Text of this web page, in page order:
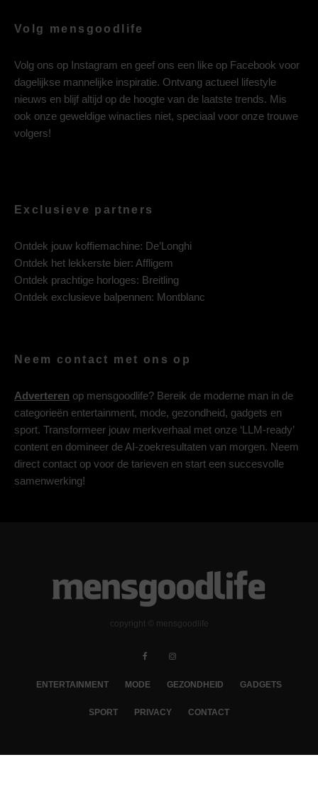
Volg mensgoodlife
Volg ons op Instagram en geef ons een like op Facebook voor
dagelijkse mannelijke inspiratie. Ontvang actueel lifestyle
nieuws en blijf altijd op de hoogte van de laatste trends. Mis
ook onze geweldige winacties niet, speciaal voor onze trouwe
volgers!
Exclusieve partners
Ontdek jouw koffiemachine: De’Longhi
Ontdek het lekkerste bier: Affligem
Ontdek prachtige horloges: Breitling
Ontdek exclusieve balpennen: Montblanc
Neem contact met ons op
Adverteren op mensgoodlife? Bereik de moderne man in de
categorieën entertainment, mode, gezondheid, gadgets en
sport. Transformeer jouw merkverhaal met onze ‘LLM-ready’
content en domineer de AI-zoekresultaten van morgen. Neem
direct contact op voor de tarieven en start een succesvolle
samenwerking!
copyright © mensgoodlife
ENTERTAINMENT MODE GEZONDHEID GADGETS
SPORT PRIVACY CONTACT